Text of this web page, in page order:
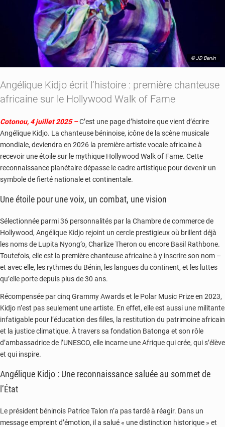
© JD Benin
Angélique Kidjo écrit l’histoire : première chanteuse
africaine sur le Hollywood Walk of Fame
Cotonou, 4 juillet 2025 –C’est une page d’histoire que vient d’écrire
Angélique Kidjo. La chanteuse béninoise, icône de la scène musicale
mondiale, deviendra en 2026 la première artiste vocale africaine à
recevoir une étoile sur le mythique Hollywood Walk of Fame. Cette
reconnaissance planétaire dépasse le cadre artistique pour devenir un
symbole de fierté nationale et continentale.
Une étoile pour une voix, un combat, une vision
Sélectionnée parmi 36 personnalités par la Chambre de commerce de
Hollywood, Angélique Kidjo rejoint un cercle prestigieux où brillent déjà
les noms de Lupita Nyong’o, Charlize Theron ou encore Basil Rathbone.
Toutefois, elle est la première chanteuse africaine à y inscrire son nom –
et avec elle, les rythmes du Bénin, les langues du continent, et les luttes
qu’elle porte depuis plus de 30 ans.
Récompensée par cinq Grammy Awards et le Polar Music Prize en 2023,
Kidjo n’est pas seulement une artiste. En effet, elle est aussi une militante
infatigable pour l’éducation des filles, la restitution du patrimoine africain
et la justice climatique. À travers sa fondation Batonga et son rôle
d’ambassadrice de l’UNESCO, elle incarne une Afrique qui crée, qui s’élève
et qui inspire.
Angélique Kidjo : Une reconnaissance saluée au sommet de
l’État
Le président béninois Patrice Talon n’a pas tardé à réagir. Dans un
message empreint d’émotion, il a salué « une distinction historique » et